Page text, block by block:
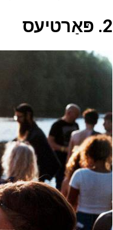
2. פּאַרטיעס